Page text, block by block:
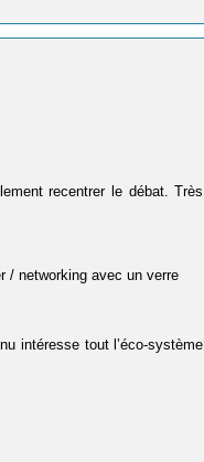
recentrer le débat. Très
/ networking avec un verre
intéresse tout l’éco-système